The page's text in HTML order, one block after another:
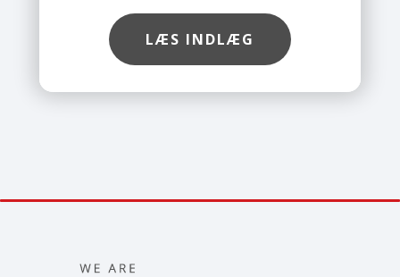
Med Safe’s værktøj kan du nemt
tjekke, om en hjemmeside er sikker,
før du indtaster dine
kortoplysninger.
LÆS INDLÆG